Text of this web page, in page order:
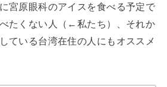
宮原眼科のアイスを食べる予定で
たくない人（←私たち）、それか
ている台湾在住の人にもオススメ